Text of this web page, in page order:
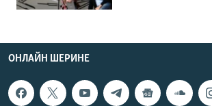
ОНЛАЙН ШЕРИНЕ